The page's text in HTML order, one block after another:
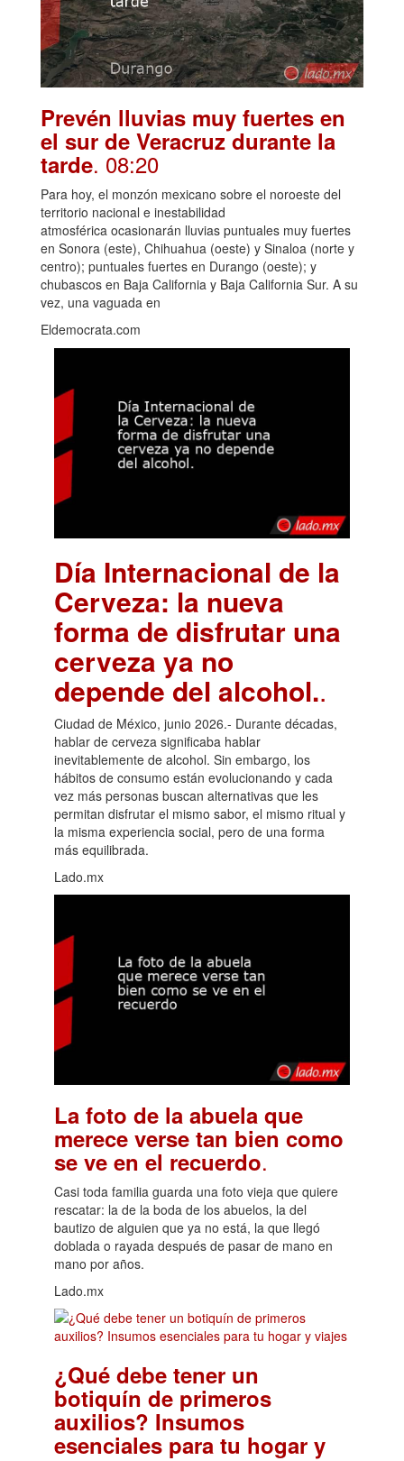
Prevén lluvias muy fuertes en
el sur de Veracruz durante la
tarde. 08:20
Para hoy, el monzón mexicano sobre el noroeste del
territorio nacional e inestabilidad
atmosférica ocasionarán lluvias puntuales muy fuertes
en Sonora (este), Chihuahua (oeste) y Sinaloa (norte y
centro); puntuales fuertes en Durango (oeste); y
chubascos en Baja California y Baja California Sur. A su
vez, una vaguada en
Eldemocrata.com
Día Internacional de la
Cerveza: la nueva
forma de disfrutar una
cerveza ya no
depende del alcohol..
Ciudad de México, junio 2026.- Durante décadas,
hablar de cerveza significaba hablar
inevitablemente de alcohol. Sin embargo, los
hábitos de consumo están evolucionando y cada
vez más personas buscan alternativas que les
permitan disfrutar el mismo sabor, el mismo ritual y
la misma experiencia social, pero de una forma
más equilibrada.
Lado.mx
La foto de la abuela que
merece verse tan bien como
se ve en el recuerdo.
Casi toda familia guarda una foto vieja que quiere
rescatar: la de la boda de los abuelos, la del
bautizo de alguien que ya no está, la que llegó
doblada o rayada después de pasar de mano en
mano por años.
Lado.mx
¿Qué debe tener un
botiquín de primeros
auxilios? Insumos
esenciales para tu hogar y